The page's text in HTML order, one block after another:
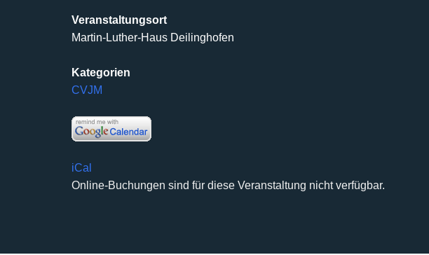
Veranstaltungsort
Martin-Luther-Haus Deilinghofen
Kategorien
CVJM
iCal
Online-Buchungen sind für diese Veranstaltung nicht verfügbar.